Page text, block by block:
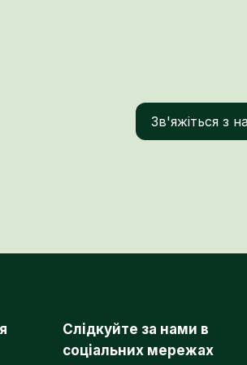
Зв'яжіться з
Слідкуйте за нами в
соціальних мережах